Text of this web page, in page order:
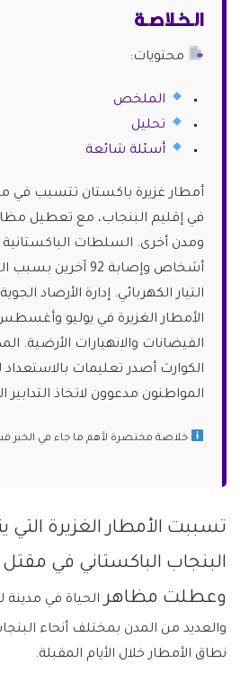
الـخـلاصـة
محتويات:
الملخص
تحليل
أسئلة شائعة
أمطار غزيرة باكستان تتسبب في
في إقليم البنجاب، مع تعطيل
أشخاص وإصابة 92
التيار الكهربائي. إدارة الأرصاد
الأمطار الغزيرة في يوليو
الفيضانات والانهيارات الأرضية.
الكوارث أصدر تعليمات
المواطنون مدعوون لاتخاذ التدابير
خلاصة مختصرة لأهم ما جاء في الخبر
تسببت الأمطار الغزيرة
البنجاب الباكستاني في
وعطلت مظاهر الحياة في مدينة
والعديد من المدن بمختلف أنحاء
نطاق الأمطار خلال الأيام المقبلة.